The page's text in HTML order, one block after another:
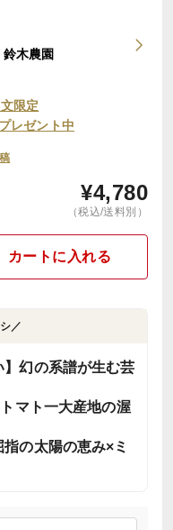
鈴木農園
限定
レゼント中
¥4,780
（税込/送料別）
カートに入れる
／
】幻の系譜が生む芸
マト一大産地の渥
の太陽の恵み×ミ